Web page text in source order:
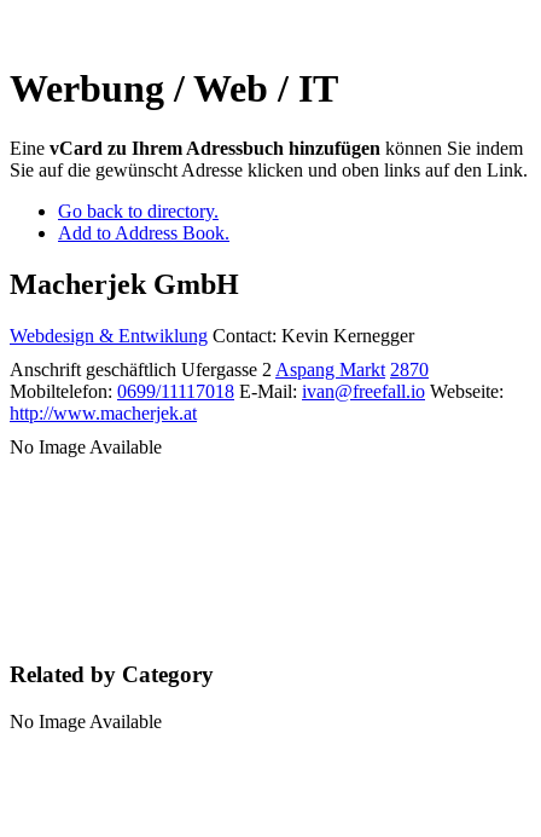
Werbung / Web / IT
Eine vCard zu Ihrem Adressbuch hinzufügen können Sie indem
Sie auf die gewünscht Adresse klicken und oben links auf den Link.
Go back to directory.
Add to Address Book.
Macherjek GmbH
Webdesign & Entwiklung Contact: Kevin Kernegger
Anschrift geschäftlich Ufergasse 2 Aspang Markt 2870
Mobiltelefon: 0699/11117018 E-Mail: ivan@freefall.io Webseite:
http://www.macherjek.at
No Image Available
Related by Category
No Image Available